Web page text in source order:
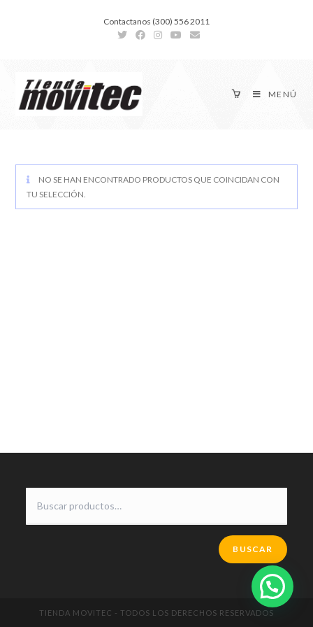
Contactanos (300) 556 2011
MENÚ
NO SE HAN ENCONTRADO PRODUCTOS QUE COINCIDAN CON
TU SELECCIÓN.
BUSCAR
TIENDA MOVITEC - TODOS LOS DERECHOS RESERVADOS